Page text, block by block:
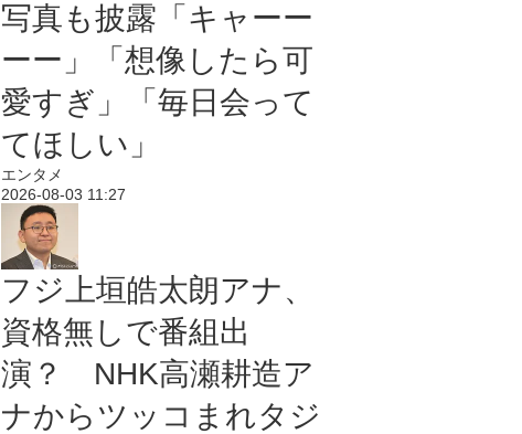
写真も披露「キャーー
ーー」「想像したら可
愛すぎ」「毎日会って
てほしい」
エンタメ
2026-08-03 11:27
フジ上垣皓太朗アナ、
資格無しで番組出
演？ NHK高瀬耕造ア
ナからツッコまれタジ